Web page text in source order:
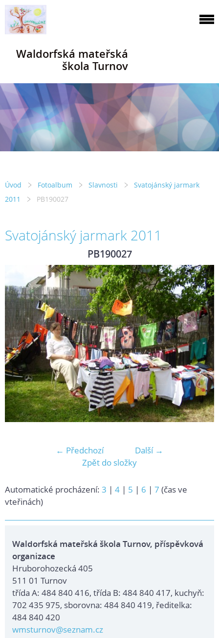
Waldorfská mateřská
škola Turnov
Úvod Fotoalbum Slavnosti
Svatojánský jarmark
2011
PB190027
Svatojánský jarmark 2011
PB190027
← Předchozí
Další →
Zpět do složky
Automatické procházení: 3 | 4 | 5 | 6 | 7 (čas ve
vteřinách)
Waldorfská mateřská škola Turnov, příspěvková
organizace
Hruborohozecká 405
511 01 Turnov
třída A: 484 840 416, třída B: 484 840 417, kuchyň:
702 435 975, sborovna: 484 840 419, ředitelka:
484 840 420
wmsturnov@seznam.cz